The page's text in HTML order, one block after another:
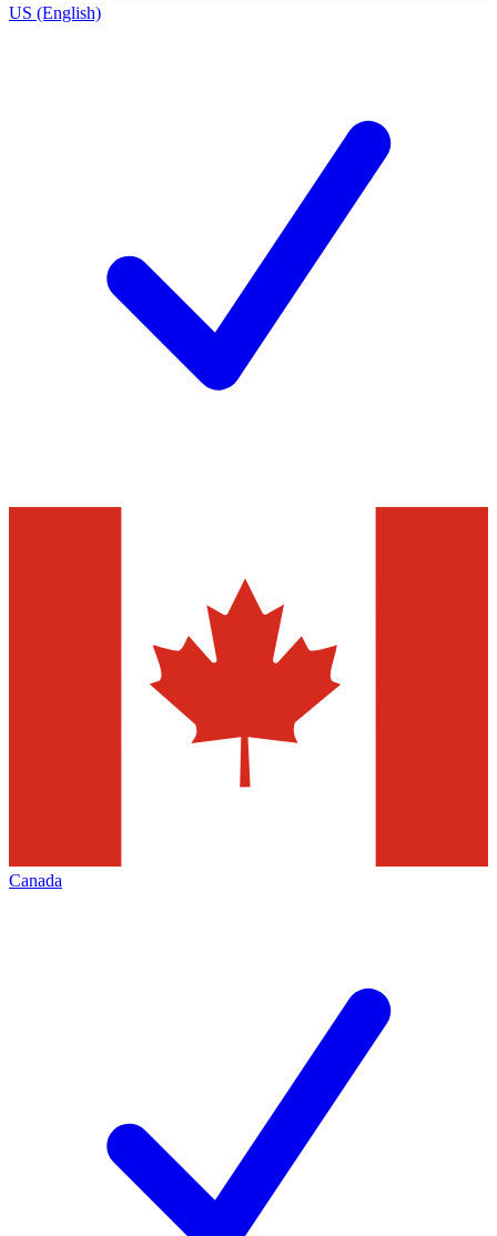
US (English)
Canada